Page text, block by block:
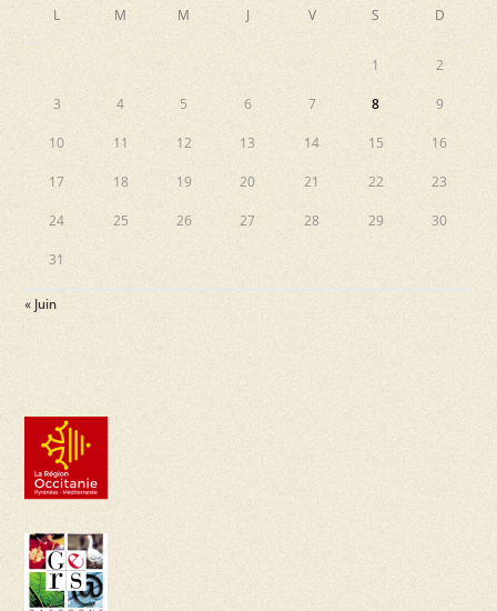
L M M J V S D
1 2
3 4 5 6 7 8 9
10 11 12 13 14 15 16
17 18 19 20 21 22 23
24 25 26 27 28 29 30
31
« Juin